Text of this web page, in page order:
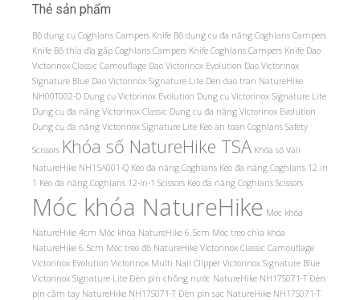
Thẻ sản phẩm
Bộ dụng cụ Coghlans Campers Knife Bộ dụng cụ đa năng Coghlans Campers
Knife Bộ thìa dĩa gấp Coghlans Campers Knife Coghlans Campers Knife Dao
Victorinox Classic Camouflage Dao Victorinox Evolution Dao Victorinox
Signature Blue Dao Victorinox Signature Lite Den dao tran NatureHike
NH00T002-D Dụng cụ Victorinox Evolution Dụng cụ Victorinox Signature Lite
Dụng cụ đa năng Victorinox Classic Dụng cụ đa năng Victorinox Evolution
Dụng cụ đa năng Victorinox Signature Lite Keo an toan Coghlans Safety
Scissors Khóa số NatureHike TSA Khóa số Vali
NatureHike NH15A001-Q Kéo đa năng Coghlans Kéo đa năng Coghlans 12 in
1 Kéo đa năng Coghlans 12-in-1 Scissors Kéo đa năng Coghlans Scissors
Móc khóa NatureHike Móc khóa
NatureHike 4cm Móc khóa NatureHike 6.5cm Móc treo chìa khóa
NatureHike 6.5cm Móc treo đồ NatureHike Victorinox Classic Camouflage
Victorinox Evolution Victorinox Multi Nail Clipper Victorinox Signature Blue
Victorinox Signature Lite Đèn pin chống nước NatureHike NH17S071-T Đèn
pin cầm tay NatureHike NH17S071-T Đèn pin sạc NatureHike NH17S071-T